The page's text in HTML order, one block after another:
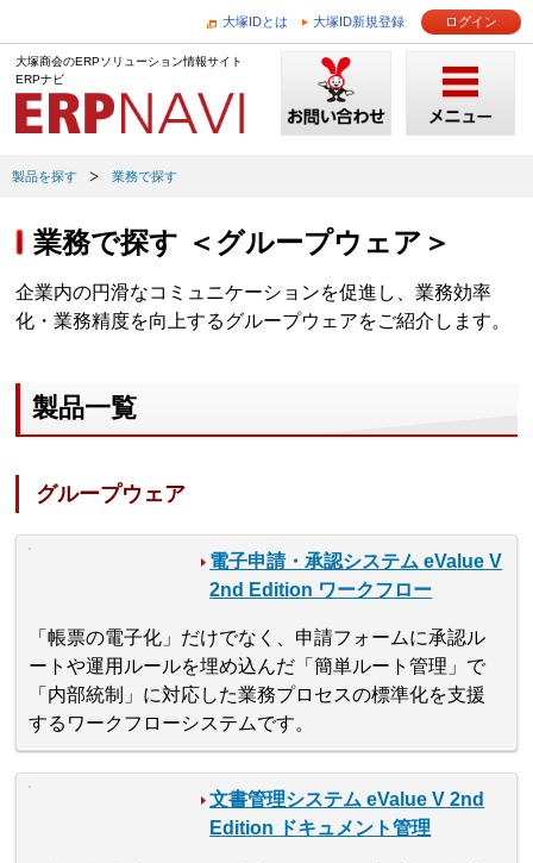
大塚IDとは 大塚ID新規登録 ログイン
大塚商会のERPソリューション情報サイト
ERPナビ
製品を探す 業務で探す
業務で探す ＜グループウェア＞
企業内の円滑なコミュニケーションを促進し、業務効率
化・業務精度を向上するグループウェアをご紹介します。
製品一覧
グループウェア
電子申請・承認システム eValue V
2nd Edition ワークフロー
「帳票の電子化」だけでなく、申請フォームに承認ル
ートや運用ルールを埋め込んだ「簡単ルート管理」で
「内部統制」に対応した業務プロセスの標準化を支援
するワークフローシステムです。
文書管理システム eValue V 2nd
Edition ドキュメント管理